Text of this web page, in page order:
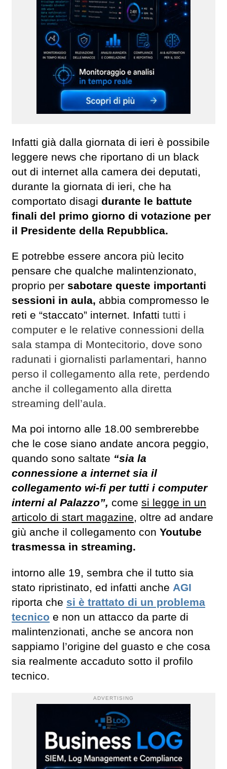
Infatti già dalla giornata di ieri è possibile
leggere news che riportano di un black
out di internet alla camera dei deputati,
durante la giornata di ieri, che ha
comportato disagi durante le battute
finali del primo giorno di votazione per
il Presidente della Repubblica.
E potrebbe essere ancora più lecito
pensare che qualche malintenzionato,
proprio per sabotare queste importanti
sessioni in aula, abbia compromesso le
reti e “staccato” internet. Infatti tutti i
computer e le relative connessioni della
sala stampa di Montecitorio, dove sono
radunati i giornalisti parlamentari, hanno
perso il collegamento alla rete, perdendo
anche il collegamento alla diretta
streaming dell’aula.
Ma poi intorno alle 18.00 sembrerebbe
che le cose siano andate ancora peggio,
quando sono saltate “sia la
connessione a internet sia il
collegamento wi-fi per tutti i computer
interni al Palazzo”, come si legge in un
articolo di start magazine, oltre ad andare
giù anche il collegamento con Youtube
trasmessa in streaming.
intorno alle 19, sembra che il tutto sia
stato ripristinato, ed infatti anche AGI
riporta che si è trattato di un problema
tecnico e non un attacco da parte di
malintenzionati, anche se ancora non
sappiamo l’origine del guasto e che cosa
sia realmente accaduto sotto il profilo
tecnico.
ADVERTISING